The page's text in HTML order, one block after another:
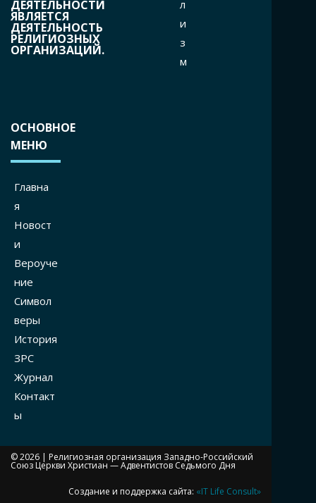
ДЕЯТЕЛЬНОСТИ
ЯВЛЯЕТСЯ
ДЕЯТЕЛЬНОСТЬ
РЕЛИГИОЗНЫХ
ОРГАНИЗАЦИЙ.
л
и
з
м
ОСНОВНОЕ
МЕНЮ
Главна
я
Новост
и
Вероуче
ние
Символ
веры
История
ЗРС
Журнал
Контакт
ы
© 2026 | Религиозная организация Западно-Российский
Союз Церкви Христиан — Адвентистов Седьмого Дня
Создание и поддержка сайта: «IT Life Consult»